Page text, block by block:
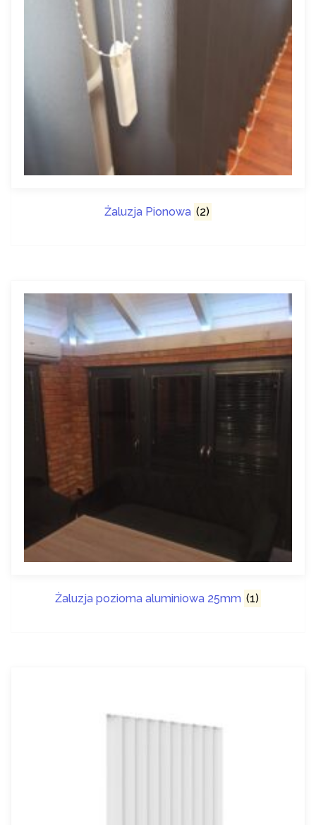
Żaluzja Pionowa (2)
Żaluzja pozioma aluminiowa 25mm (1)